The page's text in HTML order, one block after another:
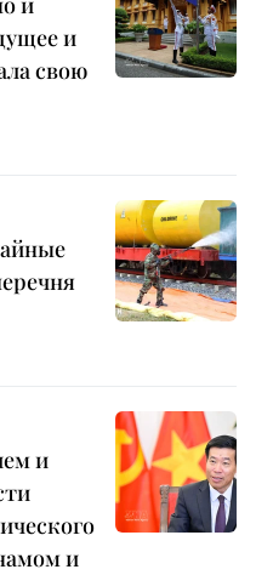
и
свою
и
и